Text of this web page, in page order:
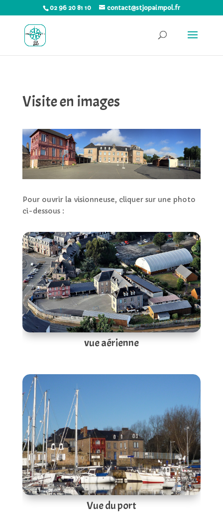
02 96 20 81 10 contact@stjopaimpol.fr
Visite en images
Pour ouvrir la visionneuse, cliquer sur une photo
ci-dessous :
vue aérienne
Vue du port